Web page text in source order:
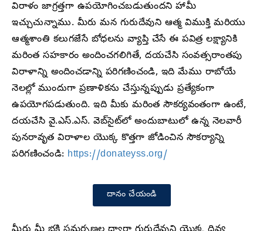
విరాళం జాగ్రత్తగా ఉపయోగించబడుతుందని హామీ
ఇచ్చుచున్నాము. మీరు మన గురుదేవుని ఆత్మ విముక్తి మరియు
ఆత్మశాంతి కలుగజేసే బోధలను వ్యాప్తి చేసే ఈ పవిత్ర లక్ష్యానికి
మరింత సహకారం అందించగలిగితే, దయచేసి సంవత్సరాంతపు
విరాళాన్ని అందించడాన్ని పరిగణించండి, ఇది మేము రాబోయే
నెలల్లో ముందుగా ప్రణాళికను చేస్తున్నప్పుడు ప్రత్యేకంగా
ఉపయోగపడుతుంది. ఇది మీకు మరింత సౌకర్యవంతంగా ఉంటే,
దయచేసి వై.ఎస్.ఎస్. వెబ్‌సైట్‌లో అందుబాటులో ఉన్న నెలవారీ
పునరావృత విరాళాల యొక్క కొత్తగా జోడించిన సౌకర్యాన్ని
పరిగణించండి: https://donateyss.org/
దానం చేయండి